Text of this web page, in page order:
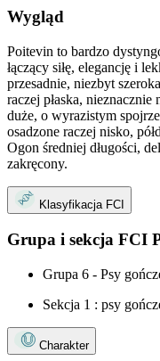
Wygląd
Poitevin to bardzo
łączący siłę, elegancję i
przesadnie, niezbyt
raczej płaska,
duże, o wyrazistym
osadzone raczej nisko,
Ogon średniej długości,
zakręcony.
Klasyfikacja FCI
Grupa i sekcja FCI
Grupa 6 - Psy
Sekcja 1 : psy
Charakter